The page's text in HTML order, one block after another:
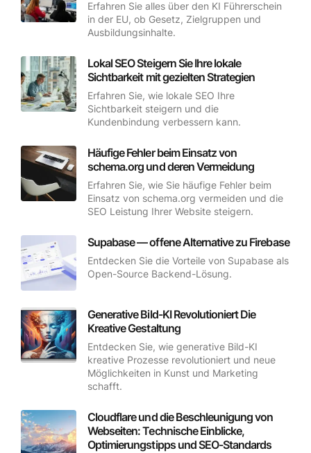
Erfahren Sie alles über den KI Führerschein
in der EU, ob Gesetz, Zielgruppen und
Ausbildungsinhalte.
Lokal SEO Steigern Sie Ihre lokale
Sichtbarkeit mit gezielten Strategien
Erfahren Sie, wie lokale SEO Ihre
Sichtbarkeit steigern und die
Kundenbindung verbessern kann.
Häufige Fehler beim Einsatz von
schema.org und deren Vermeidung
Erfahren Sie, wie Sie häufige Fehler beim
Einsatz von schema.org vermeiden und die
SEO Leistung Ihrer Website steigern.
Supabase — offene Alternative zu Firebase
Entdecken Sie die Vorteile von Supabase als
Open-Source Backend-Lösung.
Generative Bild-KI Revolutioniert Die
Kreative Gestaltung
Entdecken Sie, wie generative Bild-KI
kreative Prozesse revolutioniert und neue
Möglichkeiten in Kunst und Marketing
schafft.
Cloudflare und die Beschleunigung von
Webseiten: Technische Einblicke,
Optimierungstipps und SEO-Standards